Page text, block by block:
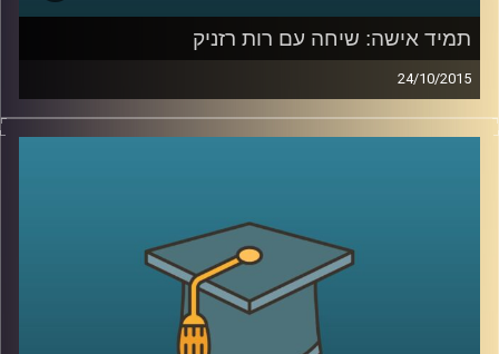
תמיד אישה: שיחה עם רות רזניק
24/10/2015
רות רזניק, מייסדת ויושבת ראש עמותת לא
בעשייה למען נשים במעגל האלימות ושזורים
בשירים והגיגים שכתבה, שיראו אור בספרה
"להיות אישה". תכנית מיוחדת לקראת